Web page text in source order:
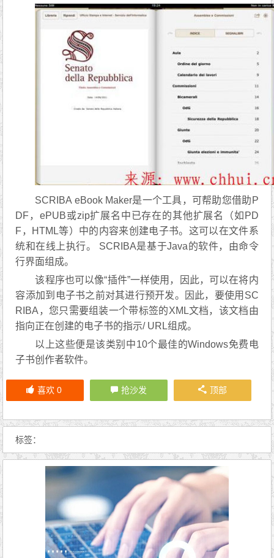
SCRIBA eBook Maker是一个工具，可帮助您借助P
DF，ePUB或zip扩展名中已存在的其他扩展名（如PD
F，HTML等）中的内容来创建电子书。这可以在文件系
统和在线上执行。 SCRIBA是基于Java的软件，由命令
行界面组成。
该程序也可以像“插件”一样使用，因此，可以在将内
容添加到电子书之前对其进行预开发。因此，要使用SC
RIBA，您只需要组装一个带标签的XML文档，该文档由
指向正在创建的电子书的指示/ URL组成。
以上这些便是该类别中10个最佳的Windows免费电
子书创作者软件。
喜欢 0 抢沙发 顶部
标签：